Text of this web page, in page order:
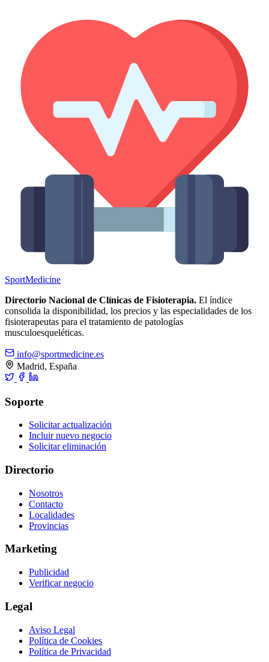
SportMedicine
Directorio Nacional de Clínicas de Fisioterapia. El índice
consolida la disponibilidad, los precios y las especialidades de los
fisioterapeutas para el tratamiento de patologías
musculoesqueléticas.
info@sportmedicine.es
Madrid, España
Soporte
Solicitar actualización
Incluir nuevo negocio
Solicitar eliminación
Directorio
Nosotros
Contacto
Localidades
Provincias
Marketing
Publicidad
Verificar negocio
Legal
Aviso Legal
Política de Cookies
Política de Privacidad